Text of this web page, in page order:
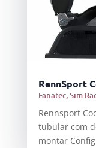
RennSport
Fanatec,Sim
Rennsport
tubular com
montar